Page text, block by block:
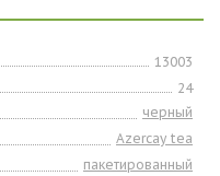
13003
24
черный
Azercay tea
пакетированный